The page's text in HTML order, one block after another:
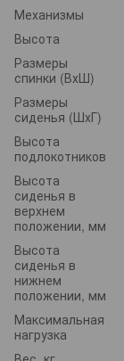
Механизмы
Высота
Размеры
спинки (ВхШ)
Размеры
сиденья (ШхГ)
Высота
подлокотников
Высота
сиденья в
верхнем
положении, мм
Высота
сиденья в
нижнем
положении, мм
Максимальная
нагрузка